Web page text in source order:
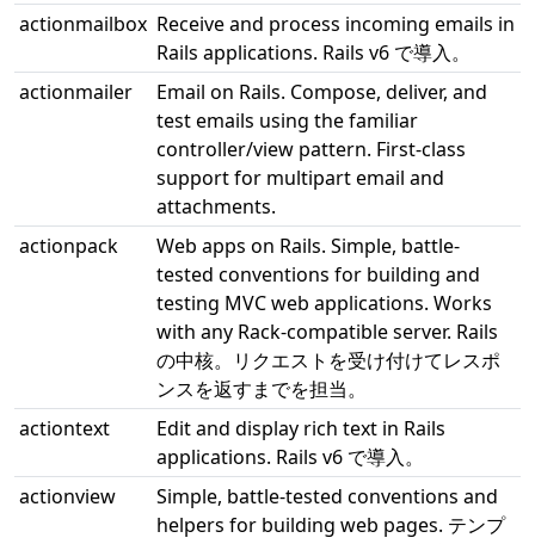
actionmailbox Receive and process incoming emails in
Rails applications. Rails v6 で導入。
actionmailer
Email on Rails. Compose, deliver, and
test emails using the familiar
controller/view pattern. First-class
support for multipart email and
attachments.
actionpack
Web apps on Rails. Simple, battle-
tested conventions for building and
testing MVC web applications. Works
with any Rack-compatible server. Rails
の中核。リクエストを受け付けてレスポ
ンスを返すまでを担当。
actiontext
Edit and display rich text in Rails
applications. Rails v6 で導入。
actionview
Simple, battle-tested conventions and
helpers for building web pages. テンプ